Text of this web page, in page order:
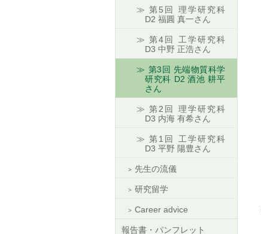
第5回 理学研究科
D2 福圓 真一さん
第4回 工学研究科
D3 中野 正浩さん
第3回 先端物質科学
研究科 D2 酒池 耕平
さん
第2回 理学研究科
D3 内海 有希さん
第1回 工学研究科
D3 平野 陽豊さん
先生の流儀
研究留学
Career advice
報告書・パンフレット